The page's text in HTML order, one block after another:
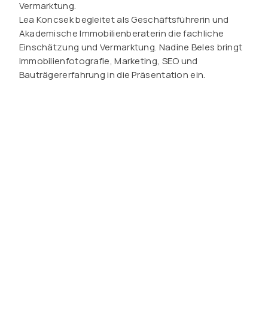
Vermarktung.
Lea Koncsek begleitet als Geschäftsführerin und
Akademische Immobilienberaterin die fachliche
Einschätzung und Vermarktung. Nadine Beles bringt
Immobilienfotografie, Marketing, SEO und
Bauträgererfahrung in die Präsentation ein.